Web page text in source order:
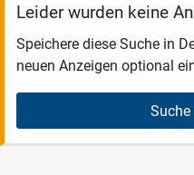
Leider wurden keine
Speichere diese Suche in
neuen Anzeigen optional
Suche